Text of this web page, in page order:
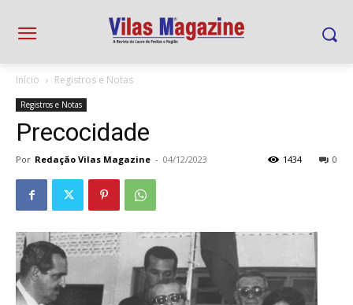
Início Registros e Notas
Registros e Notas
Precocidade
Por Redação Vilas Magazine - 04/12/2023 0
1434